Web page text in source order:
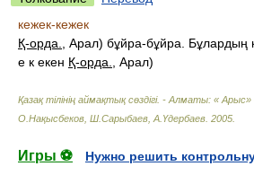
кежек-кежек
Қ-орда.
Арал) бұйра-бұйра. Бұлардың
е к екен Қ-орда. Арал)
Қазақ тілінің аймақтық сөздігі. - Алматы: «
О.Нақысбеков, Ш.Сарыбаев, А.Үдербаев 2005
Игры ⚽
Нужно решить